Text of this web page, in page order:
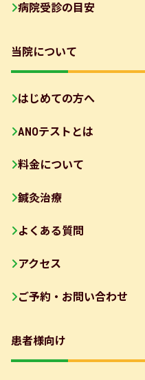
病院受診の目安
当院について
はじめての方へ
ANOテストとは
料金について
鍼灸治療
よくある質問
アクセス
ご予約・お問い合わせ
患者様向け